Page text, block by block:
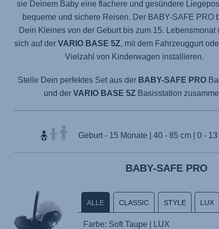
sie Deinem Baby eine flachere und gesündere
bequeme und sichere Reisen. Der BABY-SAFE PRO
Dein Kleines von der Geburt bis zum 15. Lebensmonat
sich auf der VARIO BASE 5Z, mit dem Fahrzeuggurt
Vielzahl von Kinderwagen installieren.
Stelle Dein perfektes Set aus der BABY-SAFE PRO
und der VARIO BASE 5ZBasisstation
Geburt - 15 Monate | 40 - 85 cm | 0 - 13
BABY-SAFE PRO
ALLE CLASSIC STYLE LUX
Farbe: Soft Taupe | LUX